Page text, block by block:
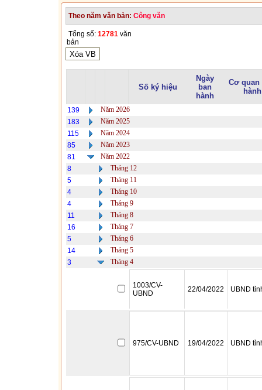
Theo năm văn bản: Công văn
Tổng số: 12781 văn
bản
Số ký hiệu
Ngày
ban
hành
Cơ quan
hành
139
Năm 2026
183
Năm 2025
115
Năm 2024
85
Năm 2023
81
Năm 2022
8
Tháng 12
5
Tháng 11
4
Tháng 10
4
Tháng 9
11
Tháng 8
16
Tháng 7
5
Tháng 6
14
Tháng 5
3
Tháng 4
1003/CV-
UBND
22/04/2022 UBND
975/CV-UBND 19/04/2022 UBND